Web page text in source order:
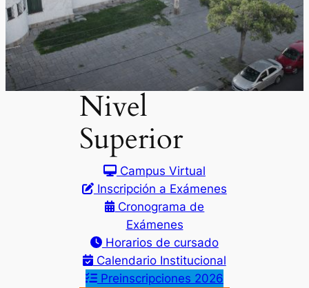
Nivel
Superior
Campus Virtual
Inscripción a Exámenes
Cronograma de
Exámenes
Horarios de cursado
Calendario Institucional
Preinscripciones 2026